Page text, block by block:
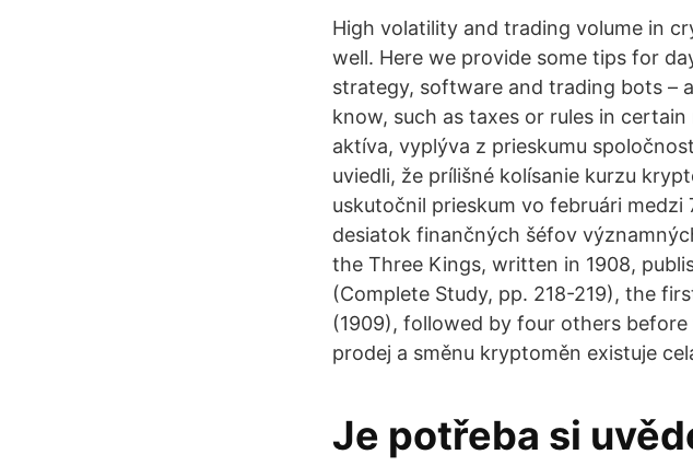
High volatility and trading volume in
well. Here we provide some tips for
strategy, software and trading bots –
know, such as taxes or rules in
aktíva, vyplýva z prieskumu
uviedli, že prílišné kolísanie kurzu
uskutočnil prieskum vo februári
desiatok finančných šéfov
the Three Kings, written in 1908,
(Complete Study, pp. 218-219), the
(1909), followed by four others
prodej a směnu kryptoměn existuje
Je potřeba si